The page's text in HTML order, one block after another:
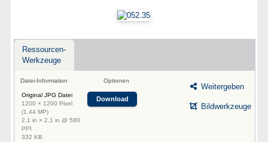
Ressourcen-
Werkzeuge
Datei-Information Optionen
Original JPG Datei
1200 × 1200 Pixel
(1.44 MP)
2.1 in × 2.1 in @ 580
PPI
332 KB
Download
Weitergeben
Bildwerkzeuge